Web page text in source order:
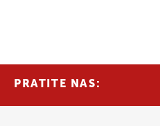
PRATITE NAS: